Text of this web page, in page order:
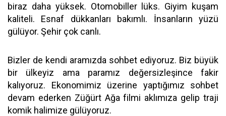
biraz daha yüksek. Otomobiller lüks. Giyim kuşam
kaliteli. Esnaf dükkanları bakımlı. İnsanların yüzü
gülüyor. Şehir çok canlı.
Bizler de kendi aramızda sohbet ediyoruz. Biz büyük
bir ülkeyiz ama paramız değersizleşince fakir
kalıyoruz. Ekonomimiz üzerine yaptığımız sohbet
devam ederken Züğürt Ağa filmi aklımıza gelip traji
komik halimize gülüyoruz.